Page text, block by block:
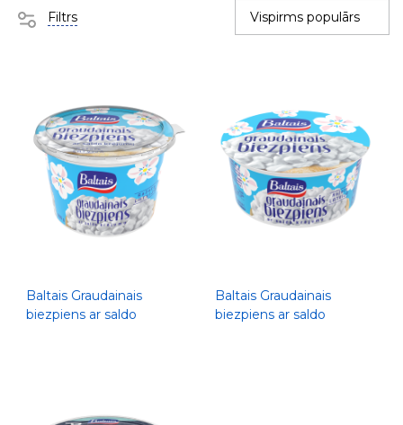
Filtrs
Baltais Graudainais
biezpiens ar saldo
Baltais Graudainais
biezpiens ar saldo